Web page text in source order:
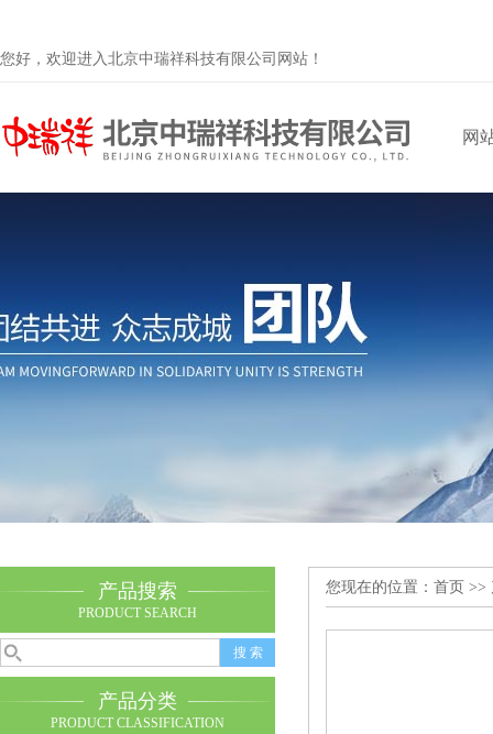
您好，欢迎进入北京中瑞祥科技有限公司网站！
网
产品搜索
PRODUCT SEARCH
产品分类
PRODUCT CLASSIFICATION
您现在的位置： 首页 >>